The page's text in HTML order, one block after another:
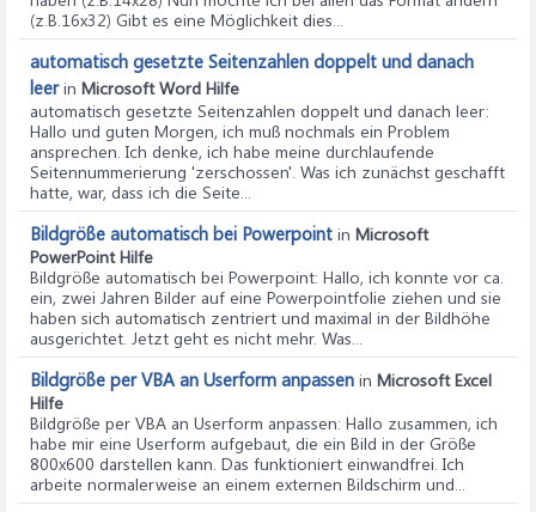
(z.B.16x32) Gibt es eine Möglichkeit dies...
automatisch gesetzte Seitenzahlen doppelt und danach
leerin Microsoft Word Hilfe
automatisch gesetzte Seitenzahlen doppelt und danach leer:
Hallo und guten Morgen, ich muß nochmals ein Problem
ansprechen. Ich denke, ich habe meine durchlaufende
Seitennummerierung 'zerschossen'. Was ich zunächst geschafft
hatte, war, dass ich die Seite...
Bildgröße automatisch bei Powerpoint in Microsoft
PowerPoint Hilfe
Bildgröße automatisch bei Powerpoint: Hallo, ich konnte vor ca.
ein, zwei Jahren Bilder auf eine Powerpointfolie ziehen und sie
haben sich automatisch zentriert und maximal in der Bildhöhe
ausgerichtet. Jetzt geht es nicht mehr. Was...
Bildgröße per VBA an Userform anpassen in Microsoft Excel
Hilfe
Bildgröße per VBA an Userform anpassen: Hallo zusammen, ich
habe mir eine Userform aufgebaut, die ein Bild in der Größe
800x600 darstellen kann. Das funktioniert einwandfrei. Ich
arbeite normalerweise an einem externen Bildschirm und...